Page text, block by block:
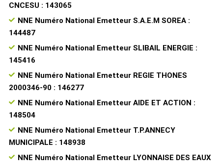
CNCESU : 143065
NNE Numéro National Emetteur S.A.E.M SOREA :
144487
NNE Numéro National Emetteur SLIBAIL ENERGIE :
145416
NNE Numéro National Emetteur REGIE THONES
2000346-90 : 146277
NNE Numéro National Emetteur AIDE ET ACTION :
148504
NNE Numéro National Emetteur T.P.ANNECY
MUNICIPALE : 148938
NNE Numéro National Emetteur LYONNAISE DES EAUX